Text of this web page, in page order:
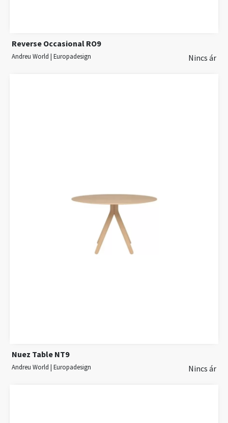
Reverse Occasional RO9
Andreu World | Europadesign Nincs ár
Nuez Table NT9
Andreu World | Europadesign Nincs ár